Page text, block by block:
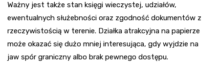
Ważny jest także stan księgi wieczystej, udziałów,
ewentualnych służebności oraz zgodność dokumentów z
rzeczywistością w terenie. Działka atrakcyjna na papierze
może okazać się dużo mniej interesująca, gdy wyjdzie na
jaw spór graniczny albo brak pewnego dostępu.